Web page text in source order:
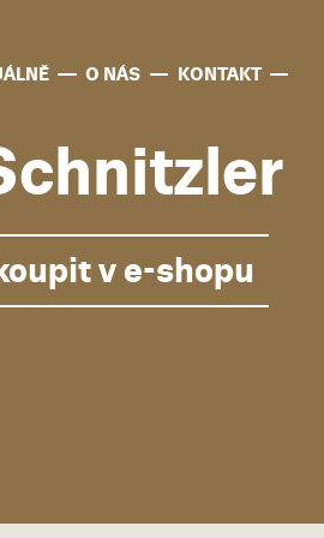
O NÁS KONTAKT
v e-shopu